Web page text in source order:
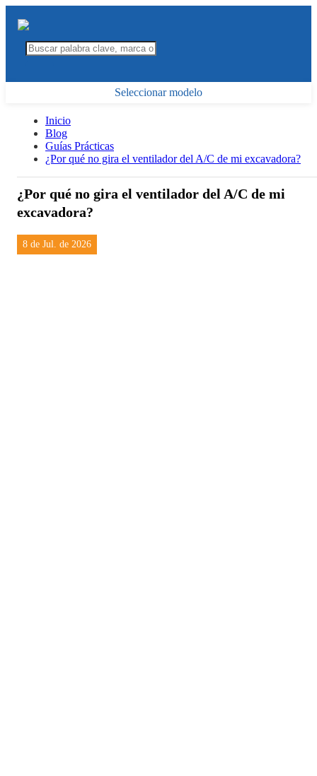
Seleccionar modelo
Inicio
Blog
Guías Prácticas
¿Por qué no gira el ventilador del A/C de mi excavadora?
¿Por qué no gira el ventilador del A/C de mi
excavadora?
8 de Jul. de 2026